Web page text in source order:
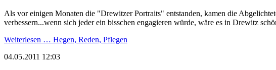
Als vor einigen Monaten die "Drewitzer Portraits" entstanden, kamen die
verbessern...wenn sich jeder ein bisschen engagieren würde, wäre es in Drewitz
Weiterlesen … Hegen, Reden, Pflegen
04.05.2011 12:03